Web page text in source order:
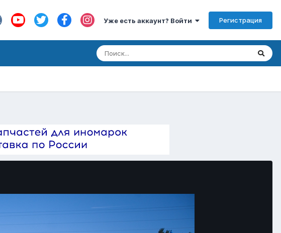
Уже есть аккаунт? Войти Регистрация